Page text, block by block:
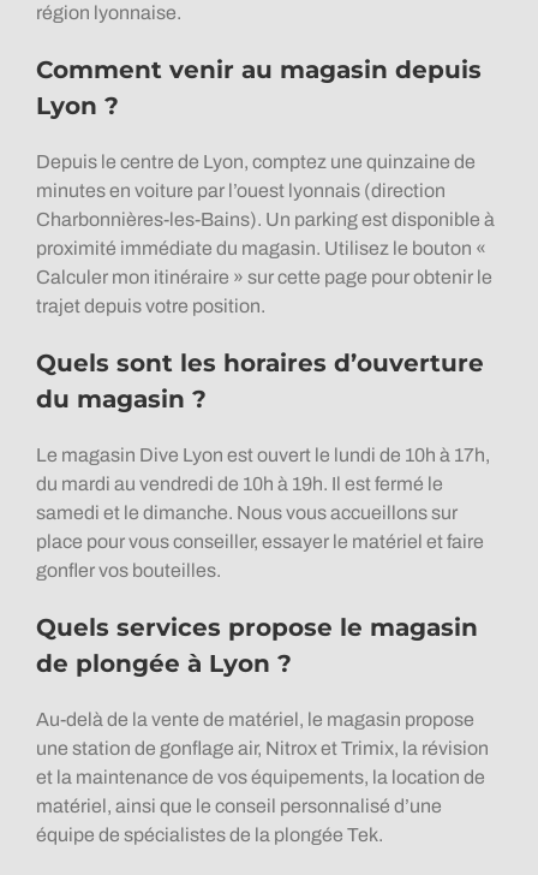
région lyonnaise.
Comment venir au magasin depuis
Lyon ?
Depuis le centre de Lyon, comptez une quinzaine de
minutes en voiture par l’ouest lyonnais (direction
Charbonnières-les-Bains). Un parking est disponible à
proximité immédiate du magasin. Utilisez le bouton «
Calculer mon itinéraire » sur cette page pour obtenir le
trajet depuis votre position.
Quels sont les horaires d’ouverture
du magasin ?
Le magasin Dive Lyon est ouvert le lundi de 10h à 17h,
du mardi au vendredi de 10h à 19h. Il est fermé le
samedi et le dimanche. Nous vous accueillons sur
place pour vous conseiller, essayer le matériel et faire
gonfler vos bouteilles.
Quels services propose le magasin
de plongée à Lyon ?
Au-delà de la vente de matériel, le magasin propose
une station de gonflage air, Nitrox et Trimix, la révision
et la maintenance de vos équipements, la location de
matériel, ainsi que le conseil personnalisé d’une
équipe de spécialistes de la plongée Tek.